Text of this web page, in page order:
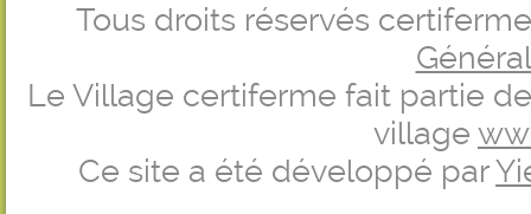
Tous droits réservés
Le Village certiferme fait partie
village
Ce site a été développé par